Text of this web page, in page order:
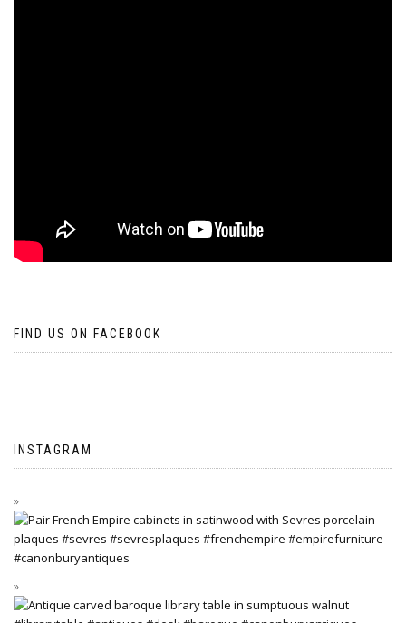
FIND US ON FACEBOOK
INSTAGRAM